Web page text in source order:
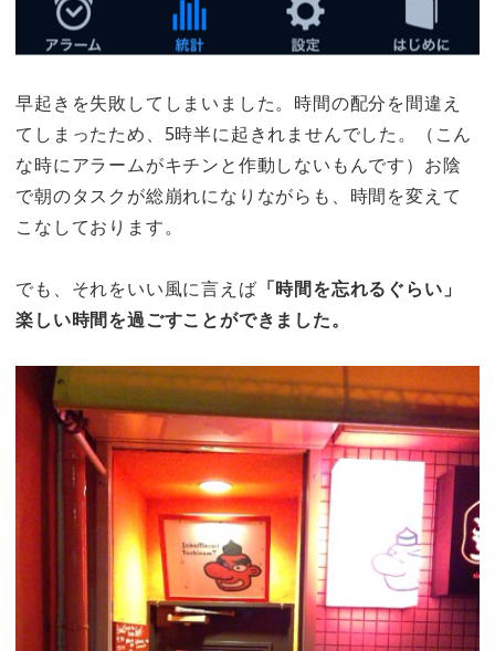
早起きを失敗してしまいました。時間の配分を間違え
てしまったため、5時半に起きれませんでした。（こん
な時にアラームがキチンと作動しないもんです）お陰
で朝のタスクが総崩れになりながらも、時間を変えて
こなしております。
でも、それをいい風に言えば 「時間を忘れるぐらい」
楽しい時間を過ごすことができました。